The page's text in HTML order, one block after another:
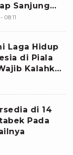
Sanjung
08:11
Laga Hidup
di Piala
Kalahkan
Semifinal
di 14
Pada